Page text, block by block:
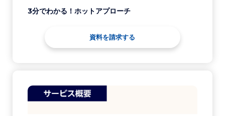
3分でわかる！ホットアプローチ
資料を請求する